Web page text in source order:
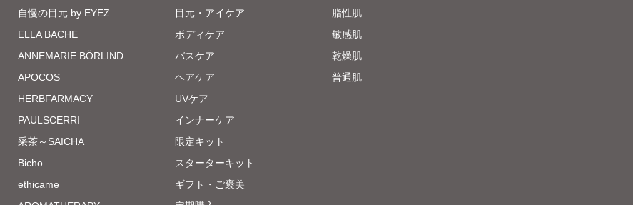
自慢の目元 by EYEZ
ELLA BACHE
ANNEMARIE BÖRLIND
APOCOS
HERBFARMACY
PAULSCERRI
采茶～SAICHA
Bicho
ethicame
目元・アイケア
ボディケア
バスケア
ヘアケア
UVケア
インナーケア
限定キット
スターターキット
ギフト・ご褒美
脂性肌
敏感肌
乾燥肌
普通肌